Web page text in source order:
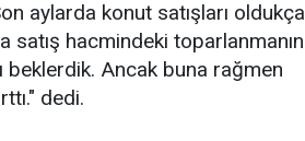
aylarda konut satışları oldukça
hacmindeki toparlanmanın
beklerdik. Ancak buna rağmen
dedi.